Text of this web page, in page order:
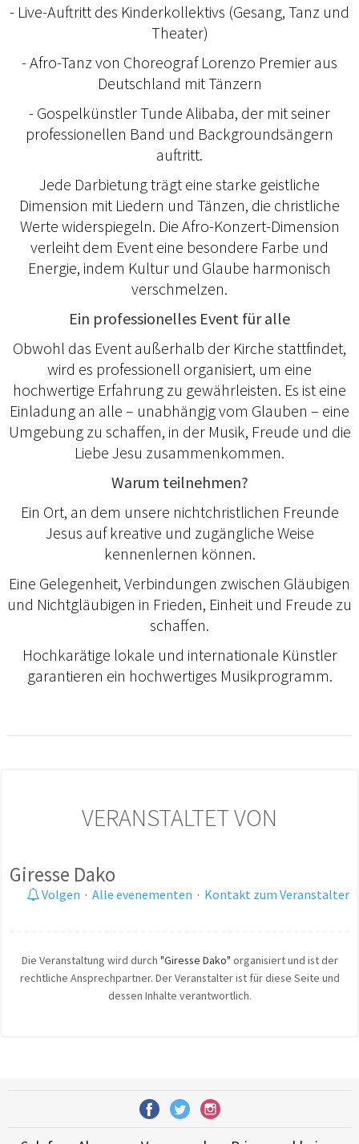
- Live-Auftritt des Kinderkollektivs (Gesang, Tanz und
Theater)
- Afro-Tanz von Choreograf Lorenzo Premier aus
Deutschland mit Tänzern
- Gospelkünstler Tunde Alibaba, der mit seiner
professionellen Band und Backgroundsängern
auftritt.
Jede Darbietung trägt eine starke geistliche
Dimension mit Liedern und Tänzen, die christliche
Werte widerspiegeln. Die Afro-Konzert-Dimension
verleiht dem Event eine besondere Farbe und
Energie, indem Kultur und Glaube harmonisch
verschmelzen.
Ein professionelles Event für alle
Obwohl das Event außerhalb der Kirche stattfindet,
wird es professionell organisiert, um eine
hochwertige Erfahrung zu gewährleisten. Es ist eine
Einladung an alle – unabhängig vom Glauben – eine
Umgebung zu schaffen, in der Musik, Freude und die
Liebe Jesu zusammenkommen.
Warum teilnehmen?
Ein Ort, an dem unsere nichtchristlichen Freunde
Jesus auf kreative und zugängliche Weise
kennenlernen können.
Eine Gelegenheit, Verbindungen zwischen Gläubigen
und Nichtgläubigen in Frieden, Einheit und Freude zu
schaffen.
Hochkarätige lokale und internationale Künstler
garantieren ein hochwertiges Musikprogramm.
VERANSTALTET VON
Giresse Dako
Volgen · Alle evenementen · Kontakt zum Veranstalter
Die Veranstaltung wird durch "Giresse Dako" organisiert und ist der
rechtliche Ansprechpartner. Der Veranstalter ist für diese Seite und
dessen Inhalte verantwortlich.